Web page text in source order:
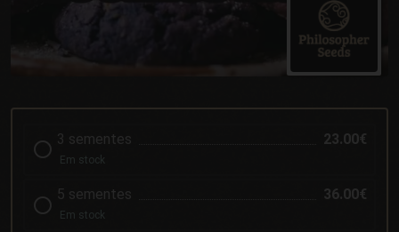
3 sementes 23.00€
Em stock
5 sementes 36.00€
Em stock